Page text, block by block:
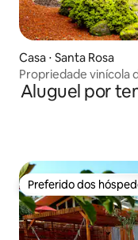
Casa ⋅ Santa Rosa
Propriedade vinícola
Aluguel por
Preferido dos
Preferido dos